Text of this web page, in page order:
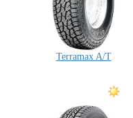
Terramax A/T